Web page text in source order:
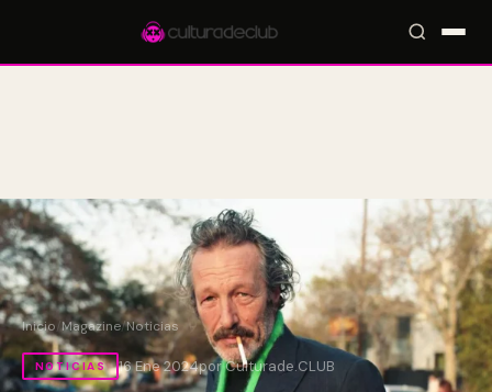
Inicio/Magazine/Noticias
NOTICIAS 16 Ene 2024por Culturade.CLUB